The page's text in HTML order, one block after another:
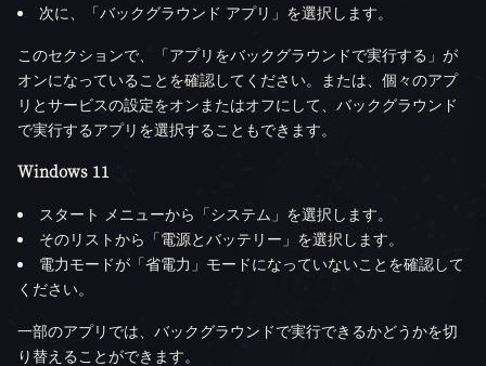
次に、「バックグラウンド アプリ」を選択します。
このセクションで、「アプリをバックグラウンドで実行する」が
オンになっていることを確認してください。または、個々のアプ
リとサービスの設定をオンまたはオフにして、バックグラウンド
で実行するアプリを選択することもできます。
Windows 11
スタート メニューから「システム」を選択します。
そのリストから「電源とバッテリー」を選択します。
電力モードが「省電力」モードになっていないことを確認して
ください。
一部のアプリでは、バックグラウンドで実行できるかどうかを切
り替えることができます。